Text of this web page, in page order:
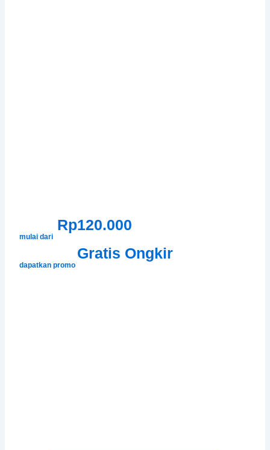
mulai dari
Rp120.000
dapatkan promo
Gratis Ongkir